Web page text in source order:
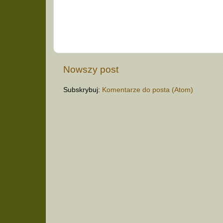
Nowszy post
Subskrybuj: Komentarze do posta (Atom)